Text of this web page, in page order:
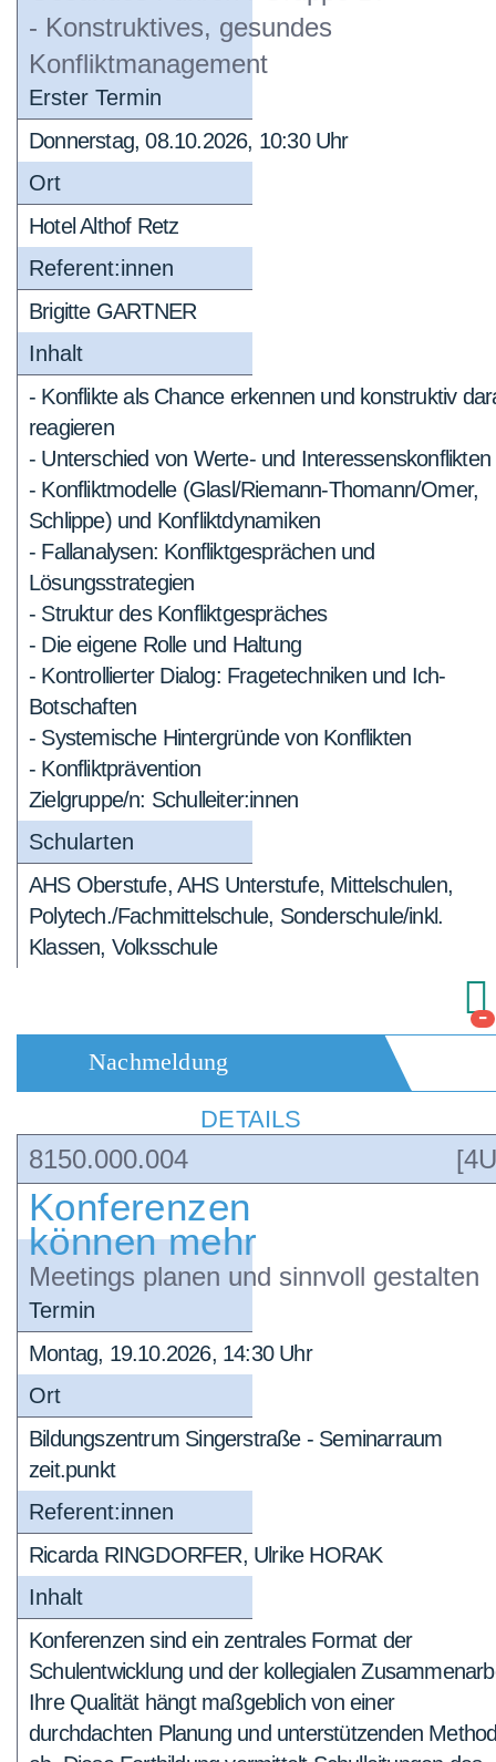
- Konstruktives, gesundes
Konfliktmanagement
Erster Termin
Donnerstag, 08.10.2026, 10:30 Uhr
Ort
Hotel Althof Retz
Referent:innen
Brigitte GARTNER
Inhalt
- Konflikte als Chance erkennen und konstruktiv
reagieren
- Unterschied von Werte- und Interessenskonflikten
- Konfliktmodelle (Glasl/Riemann-Thomann/Omer,
Schlippe) und Konfliktdynamiken
- Fallanalysen: Konfliktgesprächen und
Lösungsstrategien
- Struktur des Konfliktgespräches
- Die eigene Rolle und Haltung
- Kontrollierter Dialog: Fragetechniken und Ich-
Botschaften
- Systemische Hintergründe von Konflikten
- Konfliktprävention
Zielgruppe/n: Schulleiter:innen
Schularten
AHS Oberstufe, AHS Unterstufe, Mittelschulen,
Polytech./Fachmittelschule, Sonderschule/inkl.
Klassen, Volksschule
-
Nachmeldung
DETAILS
8150.000.004
Konferenzen
können mehr
Meetings planen und sinnvoll gestalten
Termin
Montag, 19.10.2026, 14:30 Uhr
Ort
Bildungszentrum Singerstraße - Seminarraum
zeit.punkt
Referent:innen
Ricarda RINGDORFER, Ulrike HORAK
Inhalt
Konferenzen sind ein zentrales Format der
Schulentwicklung und der kollegialen
Ihre Qualität hängt maßgeblich von einer
durchdachten Planung und unterstützenden